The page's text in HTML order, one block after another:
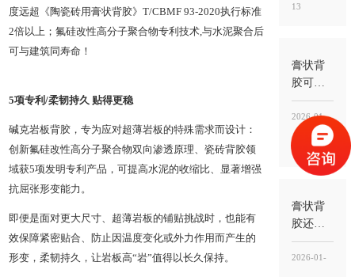
度远超《陶瓷砖用膏状背胶》T/CBMF 93-2020执行标准
2倍以上；氟硅改性高分子聚合物专利技术,与水泥聚合后
可与建筑同寿命！
5项专利/柔韧持久 贴得更稳
碱克岩板背胶，专为应对超薄岩板的特殊需求而设计：
创新氟硅改性高分子聚合物双向渗透原理、瓷砖背胶领
域获5项发明专利产品，可提高水泥的收缩比、显著增强
抗屈张形变能力。
即便是面对更大尺寸、超薄岩板的铺贴挑战时，也能有
效保障紧密贴合、防止因温度变化或外力作用而产生的
形变，柔韧持久，让岩板高“岩”值得以长久保持。
别混
法”与“用
途”
13
膏状背
胶可以
刷地面
吗？能
用，但
别刷错
位置，
是“刷砖
背”不
是“刷地
面基层”
2026-01-
09
膏状背
胶还需
要瓷砖
胶吗？
2026-01-